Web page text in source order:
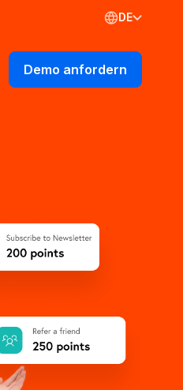
DE
Demo anfordern